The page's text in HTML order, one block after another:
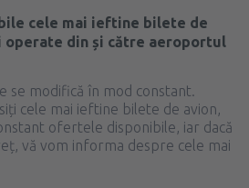
cele mai ieftine bilete de
operate din și către aeroportul
se modifică în mod constant.
cele mai ieftine bilete de avion,
ofertele disponibile, iar dacă
vă vom informa despre cele mai